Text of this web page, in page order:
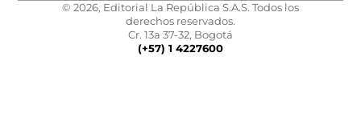
© 2026, Editorial La República S.A.S. Todos los
derechos reservados.
Cr. 13a 37-32, Bogotá
(+57) 1 4227600